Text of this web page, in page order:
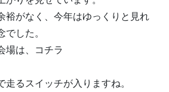
裕がなく、今年はゆっくりと見れ
した。
場は、コチラ
るスイッチが入りますね。